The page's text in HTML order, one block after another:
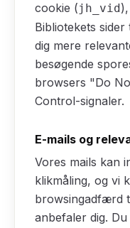
cookie (jh_vid
Bibliotekets
dig mere
besøgende
browsers "Do
Control-signaler.
E-mails og
Vores mails kan
klikmåling, og vi
browsingadfærd
anbefaler dig.